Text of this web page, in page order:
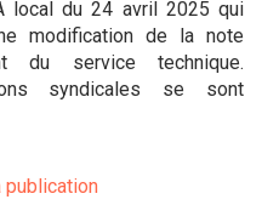
local du 24 avril 2025 qui
modification de la note
du service technique.
syndicales se sont
publication